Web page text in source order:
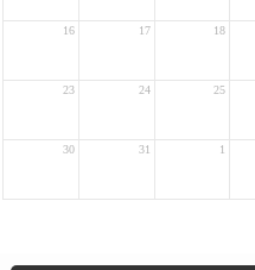
16 17 18
23 24 25
30 31 1